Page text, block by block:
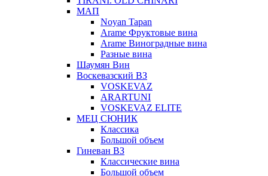
МАП
Noyan Tapan
Arame Фруктовые вина
Arame Виноградные вина
Разные вина
Шаумян Вин
Воскевазский ВЗ
VOSKEVAZ
ARARTUNI
VOSKEVAZ ELITE
МЕЦ СЮНИК
Классика
Большой объем
Гиневан ВЗ
Классические вина
Большой объем